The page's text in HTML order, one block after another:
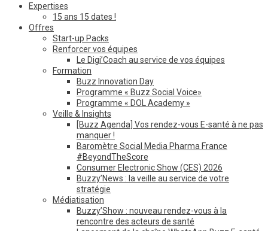
Expertises
15 ans 15 dates !
Offres
Start-up Packs
Renforcer vos équipes
Le Digi’Coach au service de vos équipes
Formation
Buzz Innovation Day
Programme « Buzz Social Voice»
Programme « DOL Academy »
Veille & Insights
[Buzz Agenda] Vos rendez-vous E-santé à ne pas
manquer !
Baromètre Social Media Pharma France
#BeyondTheScore
Consumer Electronic Show (CES) 2026
Buzzy’News : la veille au service de votre
stratégie
Médiatisation
Buzzy’Show : nouveau rendez-vous à la
rencontre des acteurs de santé